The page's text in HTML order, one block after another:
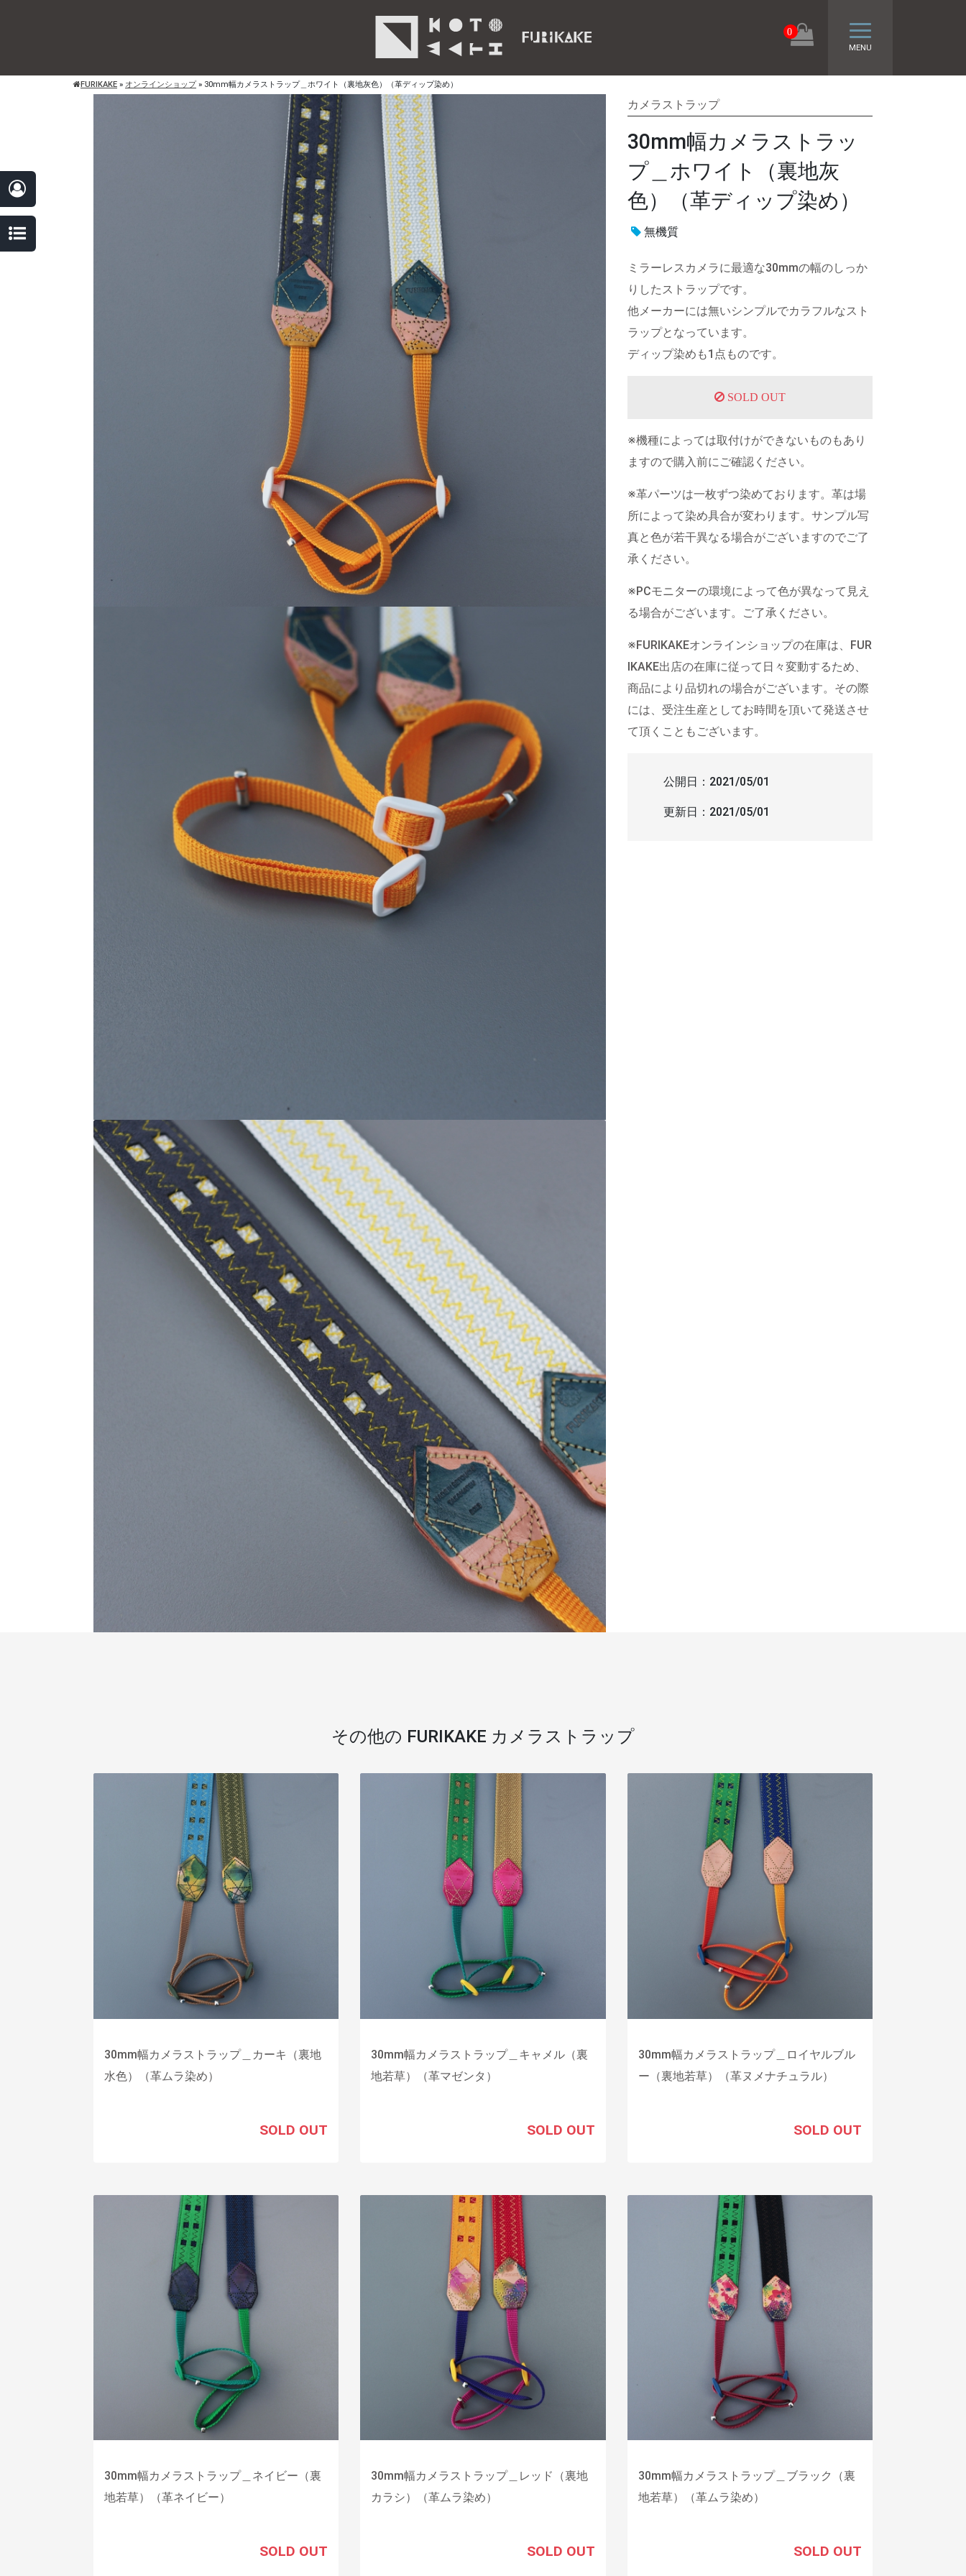
0 トグル ナビゲーシ
MENU
FURIKAKE » オンラインショップ» 30mm幅カメラストラップ＿ホワイト（裏地灰色）（革ディップ染め）
カメラストラップ
30mm幅カメラストラッ
プ＿ホワイト（裏地灰
色）（革ディップ染め）
無機質
ミラーレスカメラに最適な30mmの幅のしっか
りしたストラップです。
他メーカーには無いシンプルでカラフルなスト
ラップとなっています。
ディップ染めも1点ものです。
SOLD OUT
※機種によっては取付けができないものもあり
ますので購入前にご確認ください。
※革パーツは一枚ずつ染めております。革は場
所によって染め具合が変わります。サンプル写
真と色が若干異なる場合がございますのでご了
承ください。
※PCモニターの環境によって色が異なって見え
る場合がございます。ご了承ください。
※FURIKAKEオンラインショップの在庫は、FUR
IKAKE出店の在庫に従って日々変動するため、
商品により品切れの場合がございます。その際
には、受注生産としてお時間を頂いて発送させ
て頂くこともございます。
公開日： 2021/05/01
更新日： 2021/05/01
その他の FURIKAKE カメラストラップ
30mm幅カメラストラップ＿カーキ（裏地
水色）（革ムラ染め）
SOLD OUT
30mm幅カメラストラップ＿キャメル（裏
地若草）（革マゼンタ）
SOLD OUT
30mm幅カメラストラップ＿ロイヤルブル
ー（裏地若草）（革ヌメナチュラル）
SOLD OUT
30mm幅カメラストラップ＿ネイビー（裏
地若草）（革ネイビー）
SOLD OUT
30mm幅カメラストラップ＿レッド（裏地
カラシ）（革ムラ染め）
SOLD OUT
30mm幅カメラストラップ＿ブラック（裏
地若草）（革ムラ染め）
SOLD OUT